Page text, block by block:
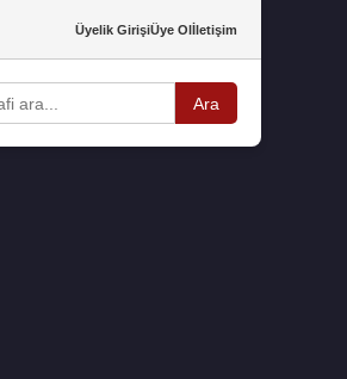
Üyelik GirişiÜye Olİletişim
Ara